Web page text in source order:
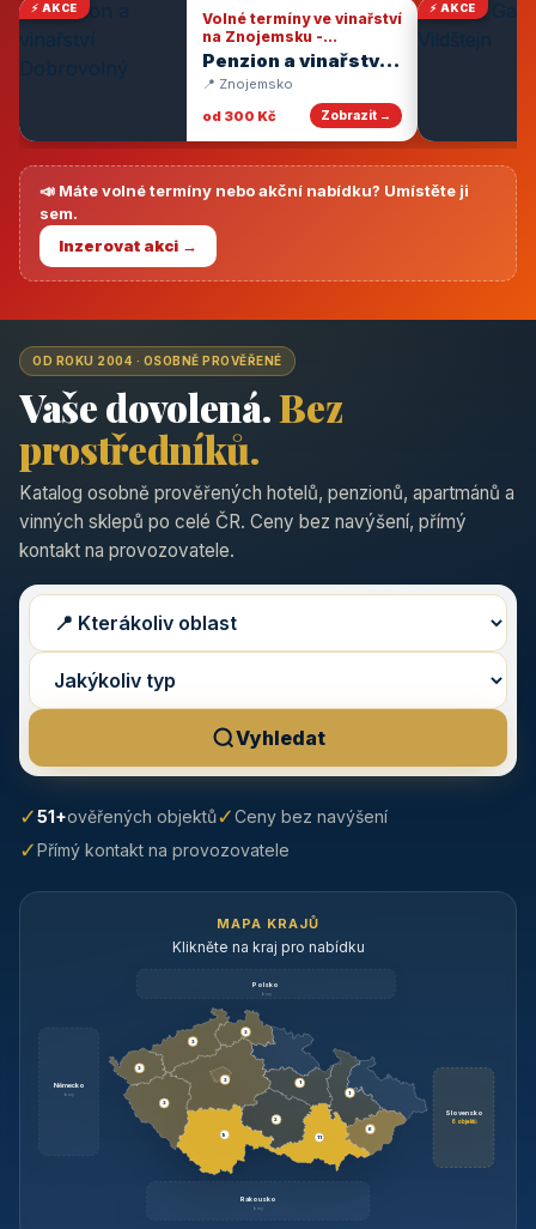
⚡ AKCE
Volné termíny ve vinařství
na Znojemsku -
degustace vín
Penzion a vinařství
Dobrovolný
📍 Znojemsko
od 300 Kč
Zobrazit →
⚡ AKCE
📣 Máte volné termíny nebo akční nabídku? Umístěte ji
sem.
Inzerovat akci →
OD ROKU 2004 · OSOBNĚ PROVĚŘENÉ
Vaše dovolená.Bez
prostředníků.
Katalog osobně prověřených hotelů, penzionů, apartmánů a
vinných sklepů po celé ČR. Ceny bez navýšení, přímý
kontakt na provozovatele.
Vyhledat
✓51+ověřených objektů✓Ceny bez navýšení
✓Přímý kontakt na provozovatele
MAPA KRAJŮ
Klikněte na kraj pro nabídku
Polsko
brzy
Německo
brzy
Slovensko
6 objektů
Rakousko
brzy
3
9
3
3
3
3
1
2
11
1
6